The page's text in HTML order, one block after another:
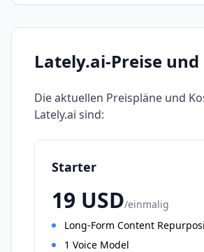
Lately.ai-Preise und
Die aktuellen Preispläne und
Lately.ai sind:
Starter
19 USD/einmalig
Long-Form Content
1 Voice Model